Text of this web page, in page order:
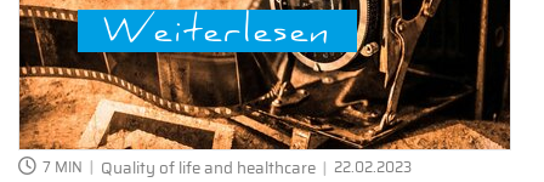
Weiterlesen
7 MIN Quality of life and healthcare 22.02.2023